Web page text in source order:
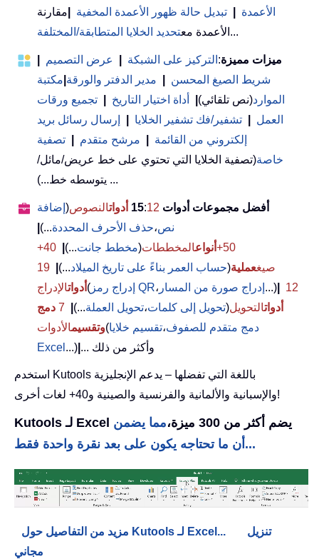
الأعمدة
تبديل حالة ظهور الأعمدة المخفية
مقارنة
الأعمدة معتحديد الخلايا المتطابقة/المختلفة ...
ميزات مميزة: التركيز على الشبكة عرض التصميم
شريط الصيغ المحسن
مدير الدفتر والورقة مكتبة
الموارد(نص تلقائي) أداة اختيار التاريخ
تجميع ورقات
العمل
تشفير/فك تشفير الخلايا
إرسال رسائل بريد
إلكتروني من القائمة
مرشح متقدم
تصفية
خاصة(تصفية الخلايا التي تحتوي على خط عريض/مائل/
يتوسطه خط...) ...
أفضل مجموعات أدوات 15 :12 أدواتالنصوص( إضافة
نص،حذف الأحرف المحددة...)
50+
أنواعالمخططات(مخطط جانت...)
40+
صيغعملية(حساب العمر بناءً على تاريخ الميلاد...)
19
أدواتالإدراج ( إدراج رمز QR، إدراج صورة من المسار ...)
12
أدواتالتحويل(تحويل إلى كلمات،تحويل العملة...)
7 دمج
وتقسيمالأدوات ( دمج متقدم للصفوف،تقسيم خلايا
Excel ...) ... وأكثر من ذلك
استخدم Kutools باللغة التي تفضلها – يدعم الإنجليزية
والإسبانية والألمانية والفرنسية والصينية و40+ لغات أخرى!
Kutools لـ Excel يضم أكثر من 300 ميزة،
مما يضمن
أن ما تحتاجه يكون على بعد نقرة واحدة فقط...
مزيد من التفاصيل حول Kutools لـ Excel...
تنزيل
مجاني